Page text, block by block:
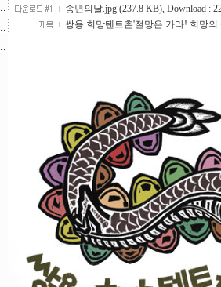
송년의날.jpg (237.8 KB), Download :
쌍용 희망텐트촌'절망은 가라! 희망의